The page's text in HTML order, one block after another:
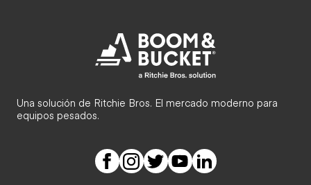
Una solución de Ritchie Bros. El mercado moderno para
equipos pesados.